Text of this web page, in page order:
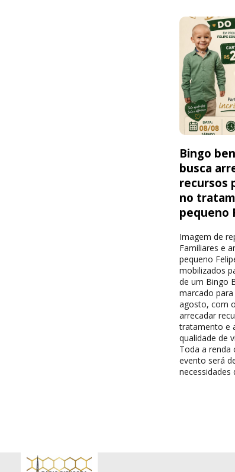
Bingo
busca
recursos
no
pequeno
Imagem de
Familiares e
pequeno
mobilizados
de um Bingo
marcado
agosto, com
arrecadar
tratamento e
qualidade de
Toda a renda
evento será
necessidades